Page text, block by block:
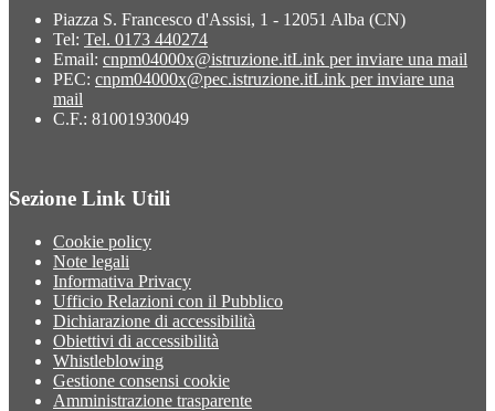
Piazza S. Francesco d'Assisi, 1 - 12051 Alba (CN)
Tel: Tel. 0173 440274
Email: cnpm04000x@istruzione.itLink per inviare una mail
PEC: cnpm04000x@pec.istruzione.itLink per inviare una
mail
C.F.: 81001930049
Sezione Link Utili
Cookie policy
Note legali
Informativa Privacy
Ufficio Relazioni con il Pubblico
Dichiarazione di accessibilità
Obiettivi di accessibilità
Whistleblowing
Gestione consensi cookie
Amministrazione trasparente